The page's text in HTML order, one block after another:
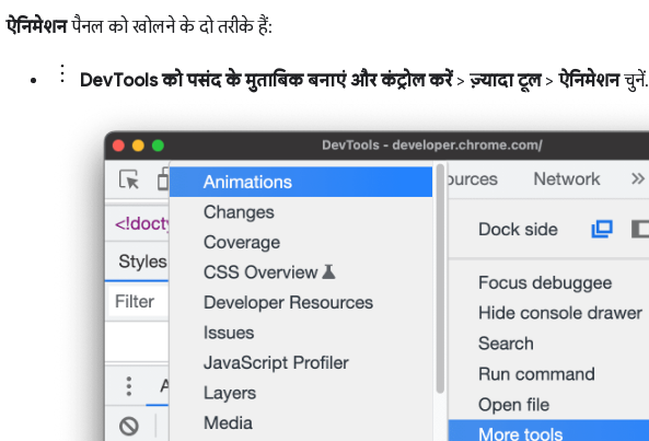
ऐनिमेशनपैनल को खोलने के दो तरीके हैं:
DevTools को पसंद के मुताबिक बनाएं और कंट्रोल करें> ज़्यादा टूल> ऐनिमेशनचुनें.